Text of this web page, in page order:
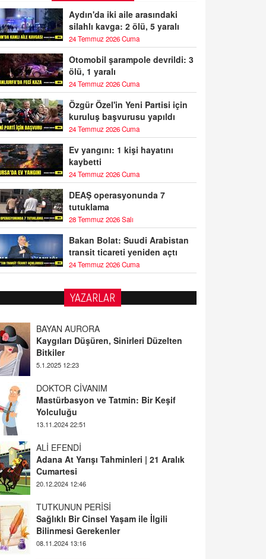
Aydın'da iki aile arasındaki
silahlı kavga: 2 ölü, 5 yaralı
24 Temmuz 2026 Cuma
Otomobil şarampole devrildi: 3
ölü, 1 yaralı
24 Temmuz 2026 Cuma
Özgür Özel'in Yeni Partisi için
kuruluş başvurusu yapıldı
24 Temmuz 2026 Cuma
Ev yangını: 1 kişi hayatını
kaybetti
24 Temmuz 2026 Cuma
DEAŞ operasyonunda 7
tutuklama
28 Temmuz 2026 Salı
Bakan Bolat: Suudi Arabistan
transit ticareti yeniden açtı
24 Temmuz 2026 Cuma
YAZARLAR
DOKTOR CİVANIM
Mastürbasyon ve Tatmin: Bir Keşif
Yolculuğu
13.11.2024 22:51
ALİ EFENDİ
Adana At Yarışı Tahminleri | 21 Aralık
Cumartesi
20.12.2024 12:46
TUTKUNUN PERİSİ
Sağlıklı Bir Cinsel Yaşam ile İlgili
Bilinmesi Gerekenler
08.11.2024 13:16
FARUK ÖNALAN
Tezkere Onaylanmasaydı…
2 Kasım 2021 Salı 00:11